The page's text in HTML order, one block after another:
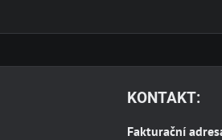
KONTAKT:
Fakturační